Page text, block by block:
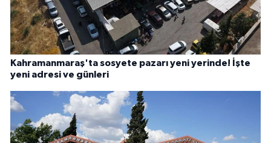
Kahramanmaraş'ta sosyete pazarı yeni yerinde! İşte
yeni adresi ve günleri